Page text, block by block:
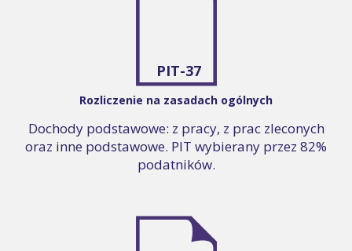
PIT-37
Rozliczenie na zasadach ogólnych
Dochody podstawowe: z pracy, z prac zleconych
oraz inne podstawowe. PIT wybierany przez 82%
podatników.